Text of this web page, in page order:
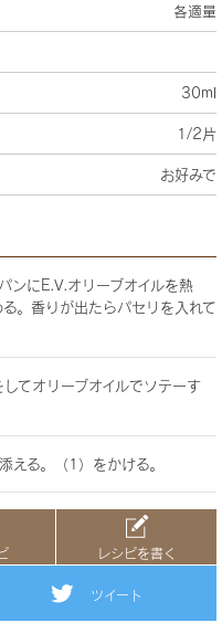
各適量
30ml
1/2片
お好みで
ンにE.V.オリーブオイルを熱
。香りが出たらパセリを入れて
てオリーブオイルでソテーす
える。（1）をかける。
レシピを書く
ツイート